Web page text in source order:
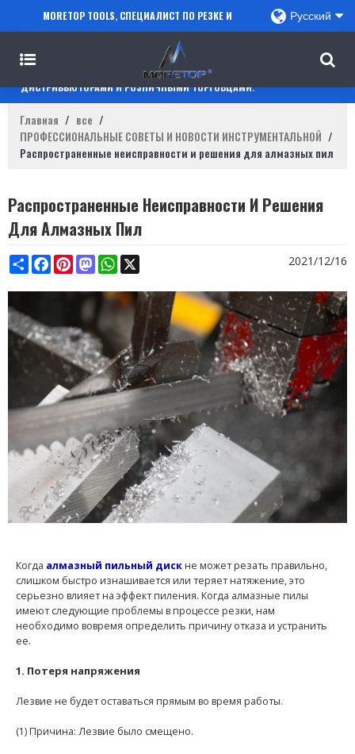
MORETOP TOOLS, СПЕЦИАЛИСТ ПО РЕЗКЕ И
СВЕРЛЕНИЮ, СОТРУДНИЧАЕТ С ПРОДАВЦАМИ
AMAZON, РЕГИОНАЛЬНЫМИ ОПТОВИКАМИ,
ДИСТРИБЬЮТОРАМИ И РОЗНИЧНЫМИ ТОРГОВЦАМИ.
Русский
Главная / все /
ПРОФЕССИОНАЛЬНЫЕ СОВЕТЫ И НОВОСТИ ИНСТРУМЕНТАЛЬНОЙ /
Распространенные неисправности и решения для алмазных пил
Распространенные Неисправности И Решения
Для Алмазных Пил
ShareFacebook
PinterestMastodonWhatsApp 2021/12/16
Когда алмазный пильный диск не может резать правильно,
слишком быстро изнашивается или теряет натяжение, это
серьезно влияет на эффект пиления. Когда алмазные пилы
имеют следующие проблемы в процессе резки, нам
необходимо вовремя определить причину отказа и устранить
ее.
1. Потеря напряжения
Лезвие не будет оставаться прямым во время работы.
(1) Причина: Лезвие было смещено.